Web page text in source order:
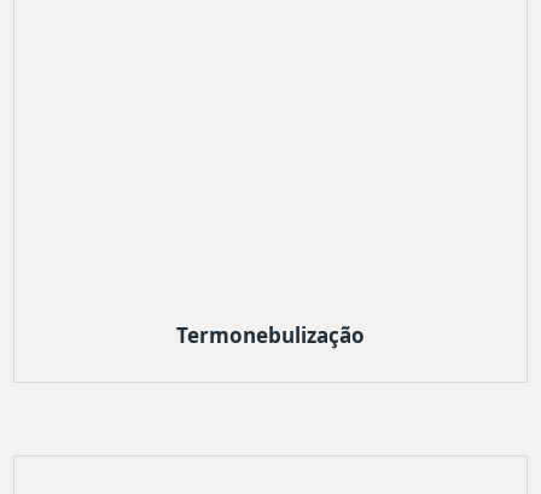
Termonebulização